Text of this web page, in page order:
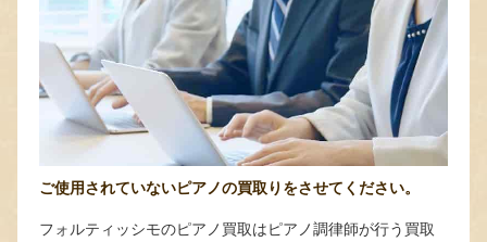
ご使用されていないピアノの買取りをさせてください。
フォルティッシモのピアノ買取はピアノ調律師が行う買取